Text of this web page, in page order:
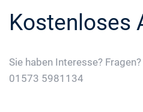
Kostenloses
Sie haben Interesse? Fragen?
01573 5981134